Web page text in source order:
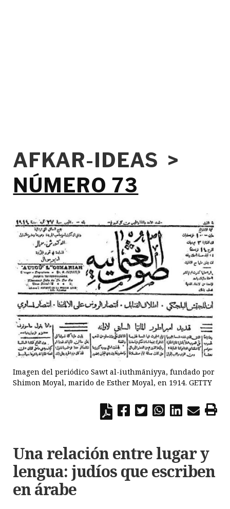
AFKAR-IDEAS >
NÚMERO 73
Imagen del periódico Sawt al-iuthmāniyya, fundado por
Shimon Moyal, marido de Esther Moyal, en 1914. GETTY
Una relación entre lugar y
lengua: judíos que escriben
en árabe